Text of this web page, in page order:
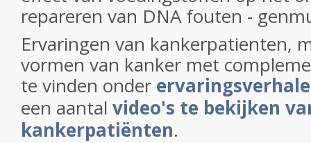
repareren van DNA fouten -
Ervaringen van kankerpatienten,
vormen van kanker met
te vinden onder
een aantal video's te bekijken
kankerpatiënten.